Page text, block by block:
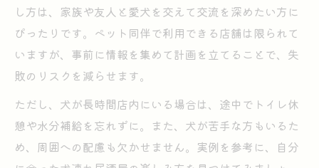
し方は、家族や友人と愛犬を交えて交流を深めたい方に
ぴったりです。ペット同伴で利用できる店舗は限られて
いますが、事前に情報を集めて計画を立てることで、失
敗のリスクを減らせます。
ただし、犬が長時間店内にいる場合は、途中でトイレ休
憩や水分補給を忘れずに。また、犬が苦手な方もいるた
め、周囲への配慮も欠かせません。実例を参考に、自分